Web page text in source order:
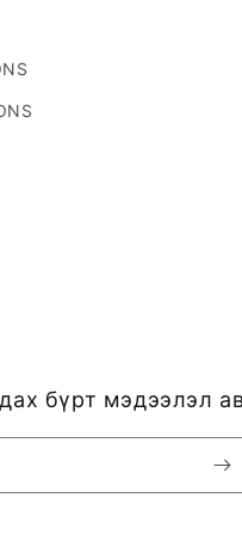
бүрт мэдээлэл